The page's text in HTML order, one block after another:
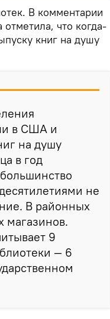
В комментарии
что когда-
книг на душу
в США и
на душу
в год
не
В районных
магазинов.
9
— 6